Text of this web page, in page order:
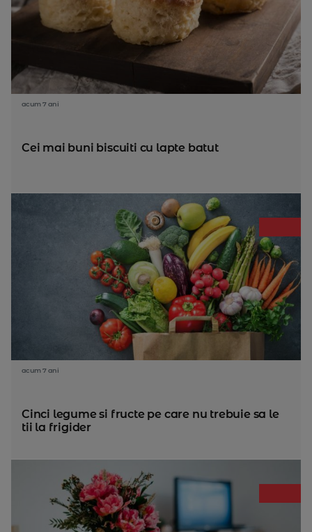
acum 7 ani
Cei mai buni biscuiti cu lapte batut
acum 7 ani
Cinci legume si fructe pe care nu trebuie sa le
tii la frigider